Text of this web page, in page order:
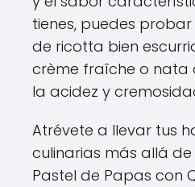
tienes, puedes
de ricotta bien
crème fraîche o
la acidez y
Atrévete a llevar tus
culinarias más allá de
Pastel de Papas con